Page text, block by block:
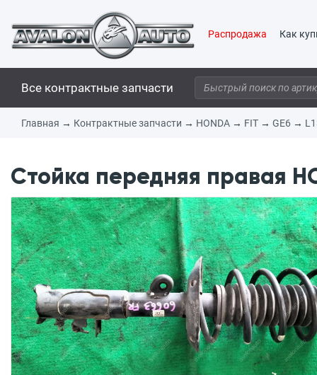
Распродажа Как
Все контрактные запчасти
Главная → Контрактные запчасти → HONDA → FIT → GE6 →
Стойка передняя правая